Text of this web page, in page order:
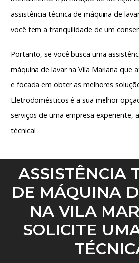
assistência técnica de máquina de
você tem a tranquilidade de um
Portanto, se você busca uma
máquina de lavar na Vila Mariana que
e focada em obter as melhores
Eletrodomésticos é a sua melhor
serviços de uma empresa experiente,
técnica!
ASSISTÊNCIA
DE MÁQUINA
NA VILA
SOLICITE